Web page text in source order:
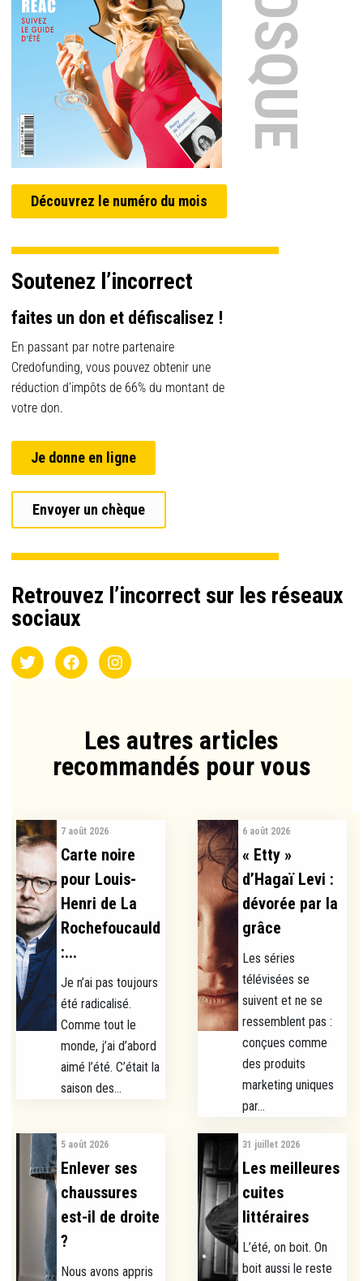
Découvrez le numéro du mois
Soutenez l’incorrect
faites un don et défiscalisez !
En passant par notre partenaire
Credofunding, vous pouvez obtenir une
réduction d’impôts de 66% du montant de
votre don.
Je donne en ligne
Envoyer un chèque
Retrouvez l’incorrect sur les réseaux
sociaux
Les autres articles
recommandés pour vous​
7 août 2026
Carte noire
pour Louis-
Henri de La
Rochefoucauld
:...
Je n’ai pas toujours
été radicalisé.
Comme tout le
monde, j’ai d’abord
aimé l’été. C’était la
saison des...
6 août 2026
« Etty »
d’Hagaï Levi :
dévorée par la
grâce
Les séries
télévisées se
suivent et ne se
ressemblent pas :
conçues comme
des produits
marketing uniques
par...
5 août 2026
Enlever ses
chaussures
est-il de droite
?
Nous avons appris
31 juillet 2026
Les meilleures
cuites
littéraires
L’été, on boit. On
boit aussi le reste